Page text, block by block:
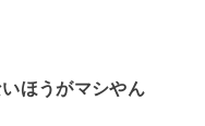
ほうがマシやん